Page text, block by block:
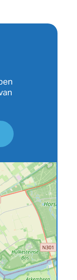
die
Veel